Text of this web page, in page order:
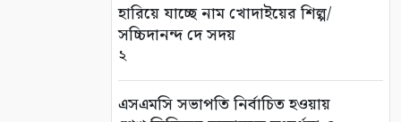
হারিয়ে যাচ্ছে নাম খোদাইয়ের শিল্প/
সচ্চিদানন্দ দে সদয়
২
এসএমসি সভাপতি নির্বাচিত হওয়ায়